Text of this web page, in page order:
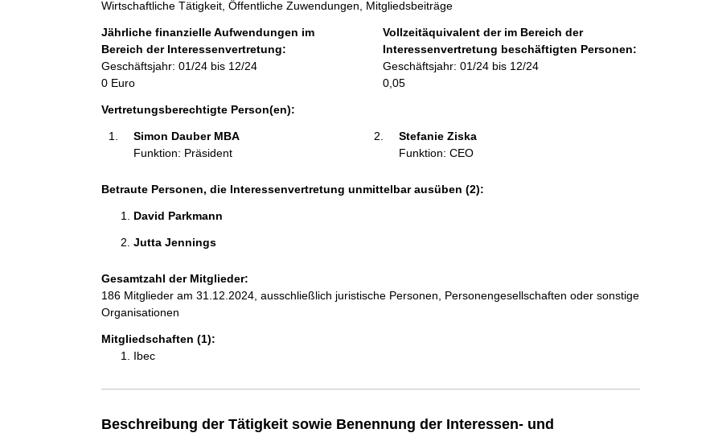
a
l
t
n
f
o
r
m
Wirtschaftliche Tätigkeit, Öffentliche Zuwendungen, Mitgliedsbeiträge
Jährliche finanzielle Aufwendungen im
Bereich der Interessenvertretung:
Geschäftsjahr: 01/24 bis 12/24
0 Euro
Vollzeitäquivalent der im Bereich der
Interessenvertretung beschäftigten Personen:
Geschäftsjahr: 01/24 bis 12/24
0,05
Vertretungsberechtigte Person(en):
Simon Dauber MBA
Funktion: Präsident
Stefanie Ziska
Funktion: CEO
Betraute Personen, die Interessenvertretung unmittelbar ausüben (2):
David Parkmann
Jutta Jennings
Gesamtzahl der Mitglieder:
186 Mitglieder am 31.12.2024, ausschließlich juristische Personen, Personengesellschaften oder sonstige
Organisationen
Mitgliedschaften (1):
Ibec
Beschreibung der Tätigkeit sowie Benennung der Interessen- und